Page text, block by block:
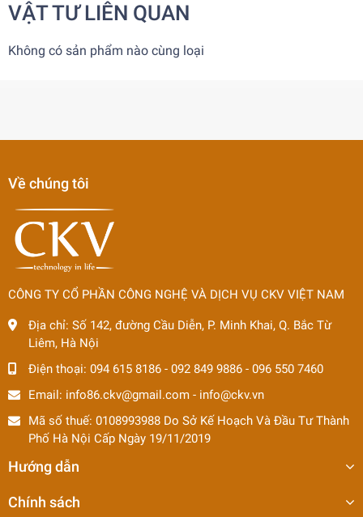
VẬT TƯ LIÊN QUAN
Không có sản phẩm nào cùng loại
Về chúng tôi
CÔNG TY CỔ PHẦN CÔNG NGHỆ VÀ DỊCH VỤ CKV VIỆT NAM
Địa chỉ: Số 142, đường Cầu Diễn, P. Minh Khai, Q. Bắc Từ
Liêm, Hà Nội
Điện thoại: 094 615 8186 - 092 849 9886 - 096 550 7460
Email: info86.ckv@gmail.com - info@ckv.vn
Mã số thuế: 0108993988 Do Sở Kế Hoạch Và Đầu Tư Thành
Phố Hà Nội Cấp Ngày 19/11/2019
Hướng dẫn
Chính sách